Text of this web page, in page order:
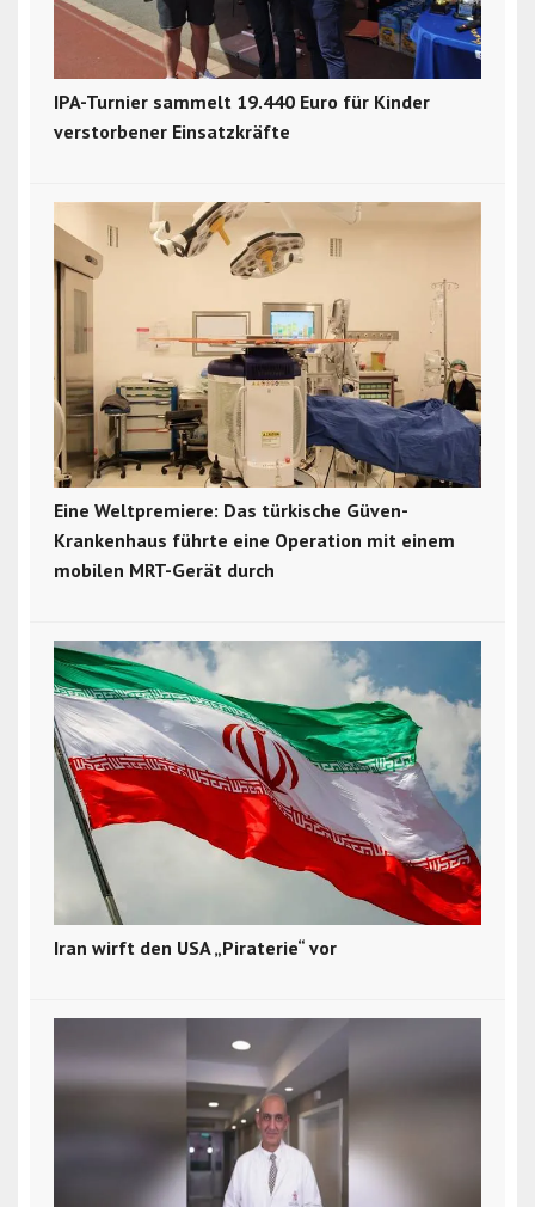
IPA-Turnier sammelt 19.440 Euro für Kinder
verstorbener Einsatzkräfte
Eine Weltpremiere: Das türkische Güven-
Krankenhaus führte eine Operation mit einem
mobilen MRT-Gerät durch
Iran wirft den USA „Piraterie“ vor